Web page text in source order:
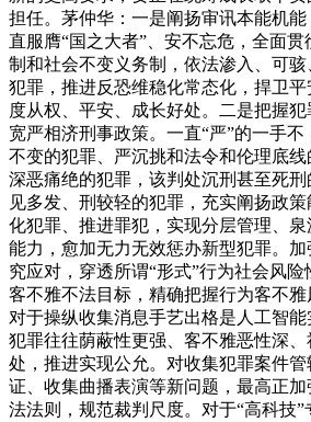
担任。茅仲华：一是阐扬审讯本能机
直服膺“国之大者”、安不忘危，全面
制和社会不变义务制，依法渗入、可
犯罪，推进反恐维稳化常态化，捍卫
度从权、平安、成长好处。二是把握
宽严相济刑事政策。一直“严”的一手
不变的犯罪、严沉挑和法令和伦理底
深恶痛绝的犯罪，该判处沉刑甚至死
见多发、刑较轻的犯罪，充实阐扬政
化犯罪、推进罪犯，实现分层管理、
能力，愈加无力无效惩办新型犯罪。
究应对，穿透所谓“形式”行为社会风险
客不雅不法目标，精确把握行为客不雅
对于操纵收集消息手艺出格是人工智
犯罪往往荫蔽性更强、客不雅恶性深
处，推进实现公允。对收集犯罪案件
证、收集曲播表演等新问题，最高正加
法法则，规范裁判尺度。对于“高科技